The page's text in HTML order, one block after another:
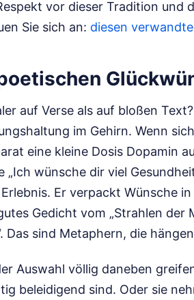
vor dieser Tradition und
Sie sich an: diesen
auf Verse als auf bloßen
im Gehirn. Wenn
eine kleine Dosis Dopamin
wünsche dir viel
Er verpackt Wünsche
Gedicht vom „Strahlen der
Das sind Metaphern, die
Auswahl völlig daneben
beleidigend sind. Oder sie